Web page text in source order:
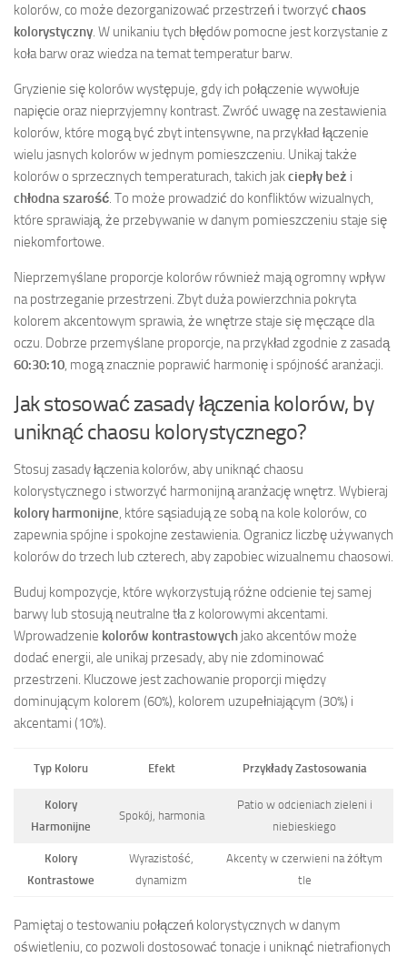
kolorów, co może dezorganizować przestrzeń i tworzyć chaos
kolorystyczny . W unikaniu tych błędów pomocne jest korzystanie z
koła barw oraz wiedza na temat temperatur barw.
Gryzienie się kolorów występuje, gdy ich połączenie wywołuje
napięcie oraz nieprzyjemny kontrast. Zwróć uwagę na zestawienia
kolorów, które mogą być zbyt intensywne, na przykład łączenie
wielu jasnych kolorów w jednym pomieszczeniu. Unikaj także
kolorów o sprzecznych temperaturach, takich jakciepły beż i
chłodna szarość . To może prowadzić do konfliktów wizualnych,
które sprawiają, że przebywanie w danym pomieszczeniu staje się
niekomfortowe.
Nieprzemyślane proporcje kolorów również mają ogromny wpływ
na postrzeganie przestrzeni. Zbyt duża powierzchnia pokryta
kolorem akcentowym sprawia, że wnętrze staje się męczące dla
oczu. Dobrze przemyślane proporcje, na przykład zgodnie z zasadą
60:30:10 , mogą znacznie poprawić harmonię i spójność aranżacji.
Jak stosować zasady łączenia kolorów, by
uniknąć chaosu kolorystycznego?
Stosuj zasady łączenia kolorów, aby uniknąć chaosu
kolorystycznego i stworzyć harmonijną aranżację wnętrz. Wybieraj
kolory harmonijne , które sąsiadują ze sobą na kole kolorów, co
zapewnia spójne i spokojne zestawienia. Ogranicz liczbę używanych
kolorów do trzech lub czterech, aby zapobiec wizualnemu chaosowi.
Buduj kompozycje, które wykorzystują różne odcienie tej samej
barwy lub stosują neutralne tła z kolorowymi akcentami.
Wprowadzenie kolorów kontrastowych jako akcentów może
dodać energii, ale unikaj przesady, aby nie zdominować
przestrzeni. Kluczowe jest zachowanie proporcji między
dominującym kolorem (60%), kolorem uzupełniającym (30%) i
akcentami (10%).
Typ Koloru Efekt Przykłady Zastosowania
Kolory
Harmonijne
Spokój, harmonia
Patio w odcieniach zieleni i
niebieskiego
Kolory
Kontrastowe
Wyrazistość,
dynamizm
Akcenty w czerwieni na żółtym
tle
Pamiętaj o testowaniu połączeń kolorystycznych w danym
oświetleniu, co pozwoli dostosować tonacje i uniknąć nietrafionych